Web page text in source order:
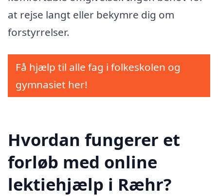
at rejse langt eller bekymre dig om
forstyrrelser.
Få hjælp til alle fag i folkeskolen og
gymnasiet her!
Hvordan fungerer et
forløb med online
lektiehjælp i Ræhr?